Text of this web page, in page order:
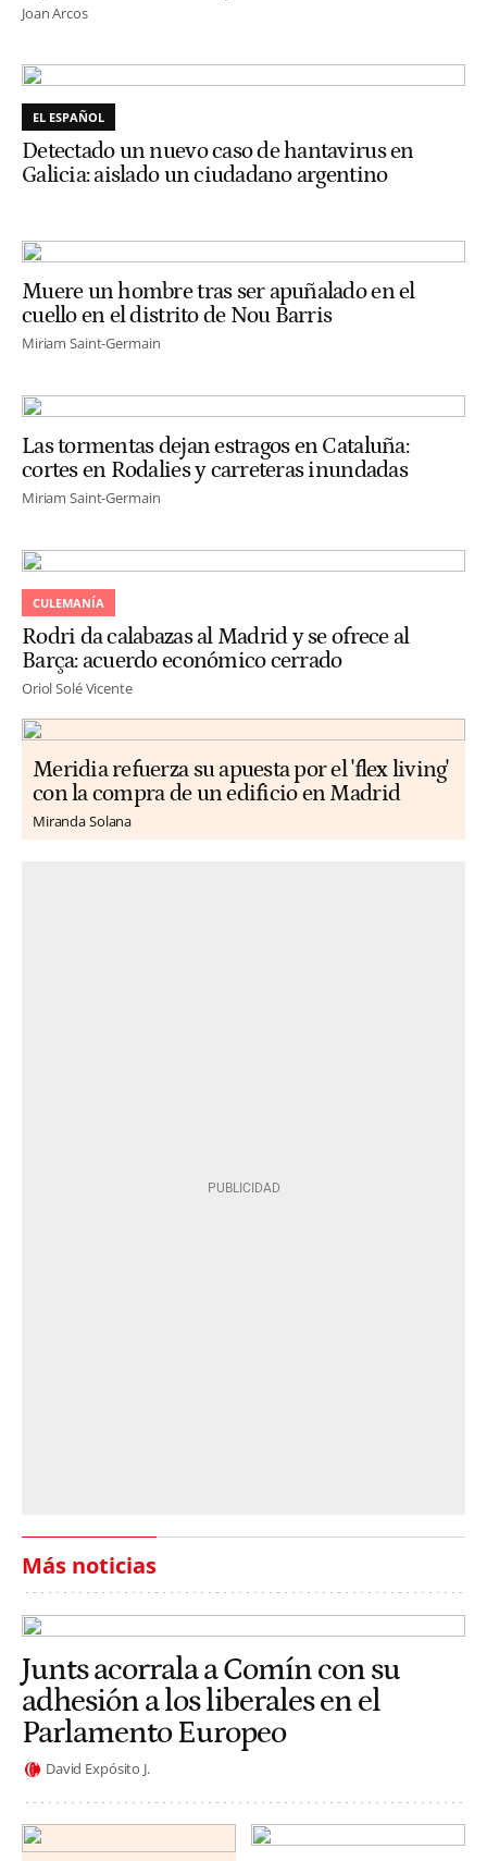
Joan Arcos
EL ESPAÑOL
Detectado un nuevo caso de hantavirus en
Galicia: aislado un ciudadano argentino
Muere un hombre tras ser apuñalado en el
cuello en el distrito de Nou Barris
Miriam Saint-Germain
Las tormentas dejan estragos en Cataluña:
cortes en Rodalies y carreteras inundadas
Miriam Saint-Germain
CULEMANÍA
Rodri da calabazas al Madrid y se ofrece al
Barça: acuerdo económico cerrado
Oriol Solé Vicente
Meridia refuerza su apuesta por el 'flex living'
con la compra de un edificio en Madrid
Miranda Solana
Más noticias
Junts acorrala a Comín con su
adhesión a los liberales en el
Parlamento Europeo
David Expósito J.